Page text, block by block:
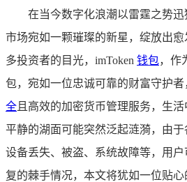
在当今数字化浪潮以雷霆之势
市场宛如一颗璀璨的新星，绽放出
多投资者的目光，imToken 钱包，作
包，宛如一位忠诚可靠的财富守护者
全 且高效的加密货币管理服务，生
平静的湖面可能突然泛起涟漪，由
设备丢失、被盗、系统故障等，用
复的棘手情况，本文将犹如一位贴